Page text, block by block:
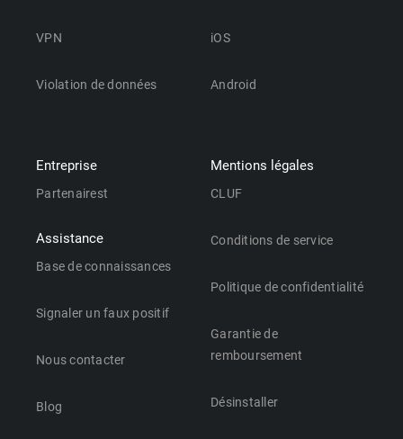
VPN
Violation de données
iOS
Android
Entreprise
Partenairest
Assistance
Base de connaissances
Signaler un faux positif
Nous contacter
Blog
Mentions légales
CLUF
Conditions de service
Politique de confidentialité
Garantie de
remboursement
Désinstaller